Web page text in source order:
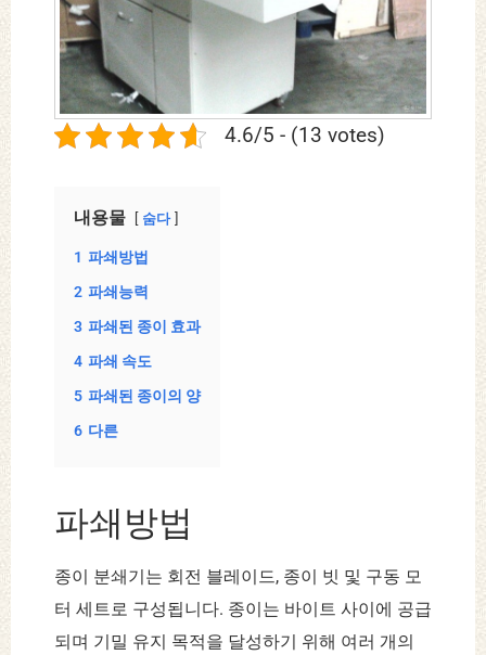
4.6/5 - (13 votes)
내용물 숨다
1 파쇄방법
2 파쇄능력
3 파쇄된 종이 효과
4 파쇄 속도
5 파쇄된 종이의 양
6 다른
파쇄방법
종이 분쇄기는 회전 블레이드, 종이 빗 및 구동 모
터 세트로 구성됩니다. 종이는 바이트 사이에 공급
되며 기밀 유지 목적을 달성하기 위해 여러 개의